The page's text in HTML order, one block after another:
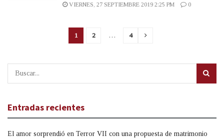
VIERNES, 27 SEPTIEMBRE 2019 2:25 PM
0
1 2 … 4
Entradas recientes
El amor sorprendió en Terror VII con una propuesta de matrimonio